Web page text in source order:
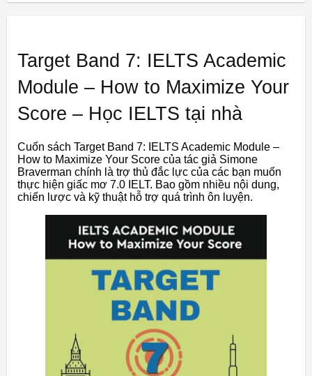
Target Band 7: IELTS Academic
Module – How to Maximize Your
Score – Học IELTS tại nhà
Cuốn sách Target Band 7: IELTS Academic Module –
How to Maximize Your Score của tác giả Simone
Braverman chính là trợ thủ đắc lực của các bạn muốn
thực hiện giấc mơ 7.0 IELT. Bao gồm nhiều nội dung,
chiến lược và kỹ thuật hỗ trợ quá trình ôn luyện.